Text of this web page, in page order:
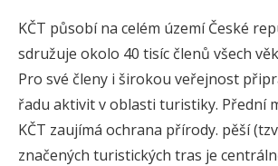
KČT působí na celém území České
sdružuje okolo 40 tisíc členů všech
Pro své členy i širokou veřejnost
řadu aktivit v oblasti turistiky. Přední
KČT zaujímá ochrana přírody. pěší
značených turistických tras je